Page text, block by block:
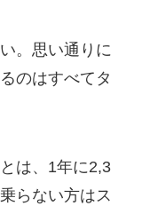
。思い通りに
のはすべてタ
は、1年に2,3
らない方はス